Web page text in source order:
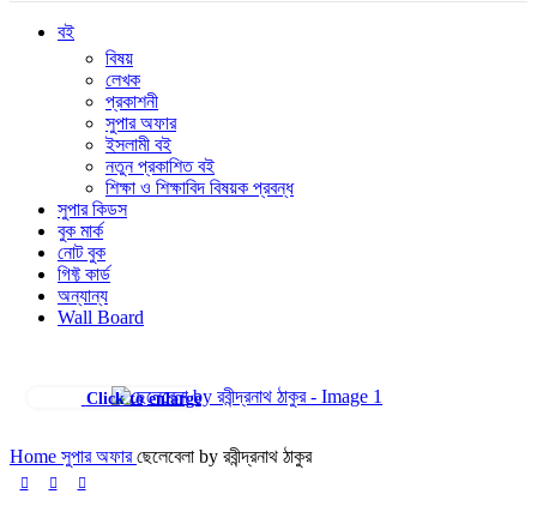
বই
বিষয়
লেখক
প্রকাশনী
সুপার অফার
ইসলামী বই
নতুন প্রকাশিত বই
শিক্ষা ও শিক্ষাবিদ বিষয়ক প্রবন্ধ
সুপার কিডস
বুক মার্ক
নোট বুক
গিফ্ট কার্ড
অন্যান্য
Wall Board
Click to enlarge
Home সুপার অফারছেলেবেলা by রবীন্দ্রনাথ ঠাকুর